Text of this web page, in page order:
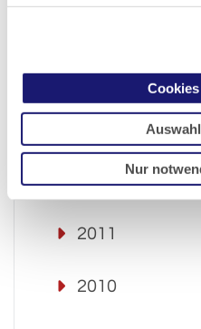
Nur
2014
2012
2011
2010